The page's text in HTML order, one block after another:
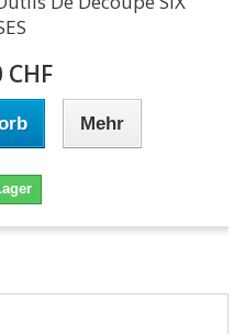
CHF
Mehr